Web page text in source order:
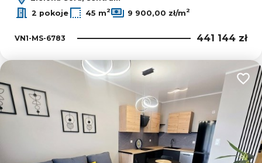
2 pokoje
45 m2 9 900,00 zł/m2
VN1-MS-6783 441 144 zł